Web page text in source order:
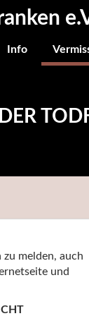
Info
melden, auch
und